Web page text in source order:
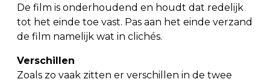
De film is onderhoudend en houdt dat redelijk
tot het einde toe vast. Pas aan het einde verzand
de film namelijk wat in clichés.
Verschillen
Zoals zo vaak zitten er verschillen in de twee